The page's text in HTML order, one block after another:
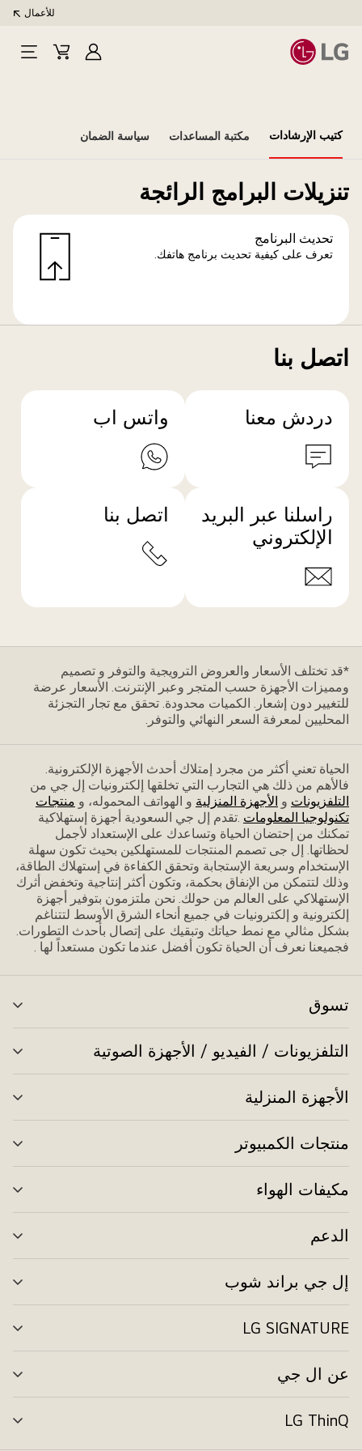
للأعمال
تسجيلCart
Open
كتيب الإرشادات مكتبة المساعدات سياسة الضمان
تنزيلات البرامج الرائجة
تحديث البرنامج
تعرف على كيفية تحديث برنامج هاتفك.
اتصل بنا
دردش معنا واتس اب
راسلنا عبر البريد
الإلكتروني
اتصل بنا
*قد تختلف الأسعار والعروض الترويجية والتوفر و تصميم
ومميزات الأجهزة حسب المتجر وعبر الإنترنت. الأسعار عرضة
للتغيير دون إشعار. الكميات محدودة. تحقق مع تجار التجزئة
المحليين لمعرفة السعر النهائي والتوفر.
الحياة تعني أكثر من مجرد إمتلاك أحدث الأجهزة الإلكترونية.
فاﻷهم من ذلك هي التجارب التي تخلقها إلكترونيات إل جي من
التلفزيونات و الأجهزة المنزلية و الهواتف المحموله، و منتجات
تكنولوجيا المعلومات .تقدم إل جي السعودية أجهزة إستهلاكية
تمكنك من إحتضان الحياة وتساعدك على الإستعداد ﻷجمل
لحظاتها. إل جى تصمم المنتجات للمستهلكين بحيث تكون سهلة
الإستخدام وسريعة الإستجابة وتحقق الكفاءة في إستهلاك الطاقة،
وذلك لتتمكن من الإنفاق بحكمة، وتكون أكثر إنتاجية وتخفض أثرك
الإستهلاكي على العالم من حولك. نحن ملتزمون بتوفير أجهزة
إلكترونية و إلكترونيات في جميع أنحاء الشرق الأوسط لتتناغم
بشكل مثالي مع نمط حياتك وتبقيك على إتصال بأحدث التطورات.
فجميعنا نعرف أن الحياة تكون أفضل عندما تكون مستعداً لها .
تسوق
التلفزيونات / الفيديو / الأجهزة الصوتية
الأجهزة المنزلية
منتجات الكمبيوتر
مكيفات الهواء
الدعم
إل جي براند شوب
LG SIGNATURE
عن ال جي
LG ThinQ